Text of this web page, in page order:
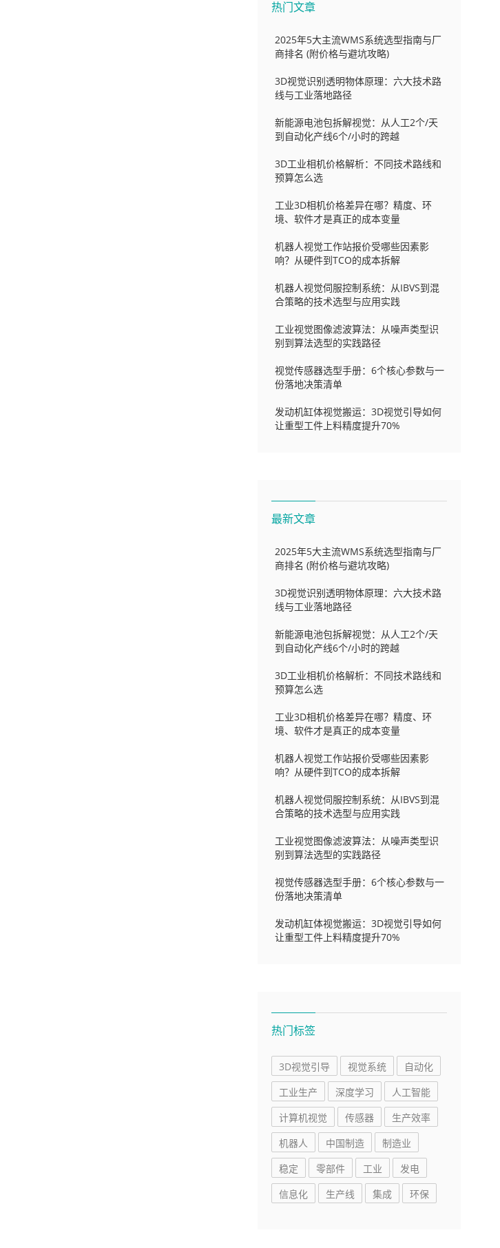
热门文章
2025年5大主流WMS系统选型指南与厂
商排名 (附价格与避坑攻略)
3D视觉识别透明物体原理：六大技术路
线与工业落地路径
新能源电池包拆解视觉：从人工2个/天
到自动化产线6个/小时的跨越
3D工业相机价格解析：不同技术路线和
预算怎么选
工业3D相机价格差异在哪？精度、环
境、软件才是真正的成本变量
机器人视觉工作站报价受哪些因素影
响？从硬件到TCO的成本拆解
机器人视觉伺服控制系统：从IBVS到混
合策略的技术选型与应用实践
工业视觉图像滤波算法：从噪声类型识
别到算法选型的实践路径
视觉传感器选型手册：6个核心参数与一
份落地决策清单
发动机缸体视觉搬运：3D视觉引导如何
让重型工件上料精度提升70%
最新文章
2025年5大主流WMS系统选型指南与厂
商排名 (附价格与避坑攻略)
3D视觉识别透明物体原理：六大技术路
线与工业落地路径
新能源电池包拆解视觉：从人工2个/天
到自动化产线6个/小时的跨越
3D工业相机价格解析：不同技术路线和
预算怎么选
工业3D相机价格差异在哪？精度、环
境、软件才是真正的成本变量
机器人视觉工作站报价受哪些因素影
响？从硬件到TCO的成本拆解
机器人视觉伺服控制系统：从IBVS到混
合策略的技术选型与应用实践
工业视觉图像滤波算法：从噪声类型识
别到算法选型的实践路径
视觉传感器选型手册：6个核心参数与一
份落地决策清单
发动机缸体视觉搬运：3D视觉引导如何
让重型工件上料精度提升70%
热门标签
3D视觉引导 视觉系统
自动化
工业生产
深度学习
人工智能
计算机视觉
传感器
生产效率
机器人
中国制造
制造业
稳定
零部件 工业
发电
信息化
生产线 集成 环保